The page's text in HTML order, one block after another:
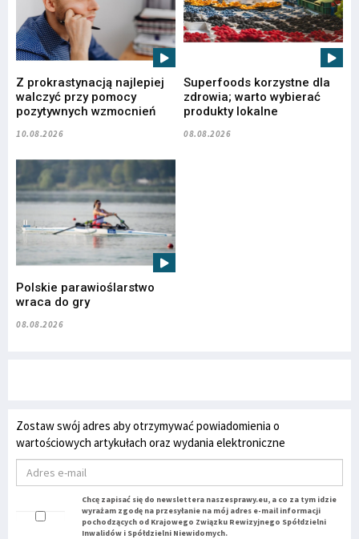
Z prokrastynacją najlepiej
walczyć przy pomocy
pozytywnych wzmocnień
10.08.2026
Superfoods korzystne dla
zdrowia; warto wybierać
produkty lokalne
08.08.2026
Polskie parawioślarstwo
wraca do gry
08.08.2026
Zostaw swój adres aby otrzymywać powiadomienia o
wartościowych artykułach oraz wydania elektroniczne
Chcę zapisać się do newslettera naszesprawy.eu, a co za tym idzie
wyrażam zgodę na przesyłanie na mój adres e-mail informacji
pochodzących od Krajowego Związku Rewizyjnego Spółdzielni
Inwalidów i Spółdzielni Niewidomych.